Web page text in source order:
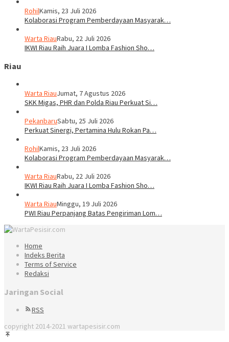
RohilKamis, 23 Juli 2026
Kolaborasi Program Pemberdayaan Masyarak…
Warta RiauRabu, 22 Juli 2026
IKWI Riau Raih Juara I Lomba Fashion Sho…
Riau
Warta RiauJumat, 7 Agustus 2026
SKK Migas, PHR dan Polda Riau Perkuat Si…
PekanbaruSabtu, 25 Juli 2026
Perkuat Sinergi, Pertamina Hulu Rokan Pa…
RohilKamis, 23 Juli 2026
Kolaborasi Program Pemberdayaan Masyarak…
Warta RiauRabu, 22 Juli 2026
IKWI Riau Raih Juara I Lomba Fashion Sho…
Warta RiauMinggu, 19 Juli 2026
PWI Riau Perpanjang Batas Pengiriman Lom…
Home
Indeks Berita
Terms of Service
Redaksi
Jaringan Social
RSS
copyright 2014-2021 wartapesisir.com